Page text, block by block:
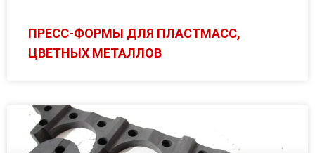
ПРЕСС-ФОРМЫ ДЛЯ ПЛАСТМАСС,
ЦВЕТНЫХ МЕТАЛЛОВ